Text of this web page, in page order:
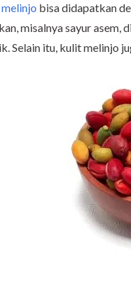
melinjo bisa didapatkan
misalnya sayur
Selain itu, kulit melinjo